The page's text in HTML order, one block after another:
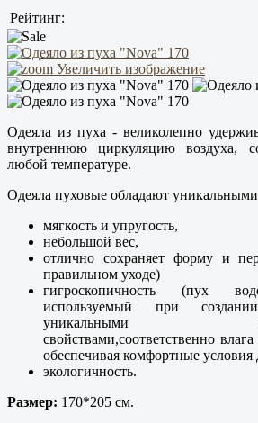
Рейтинг:
Увеличить изображение
Одеяла из пуха - великолепно
внутреннюю циркуляцию воздуха,
любой температуре.
Одеяла пуховые обладают уникальными
мягкость и упругость,
небольшой вес,
отлично сохраняет форму и
правильном уходе)
гигроскопичность (пух
используемый при
уникальными
свойствами,соответственно
обеспечивая комфортные условия
экологичность.
Размер: 170*205 см.